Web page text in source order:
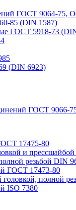
ГОСТ 9064-75,
85 (DIN 1587)
ГОСТ 5918-73
(DIN 6923)
ГОСТ 9066-
17475-80
и
резьбой DIN
ГОСТ 17473-80
полной
ISO 7380